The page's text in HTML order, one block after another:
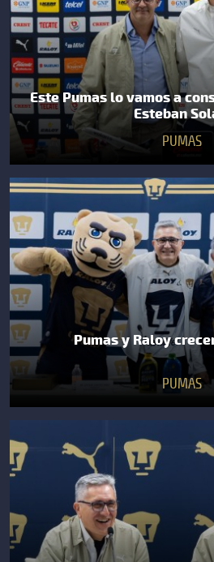
Este Pumas lo vamos a
Esteban
PUMAS
Pumas y Raloy
PUMAS